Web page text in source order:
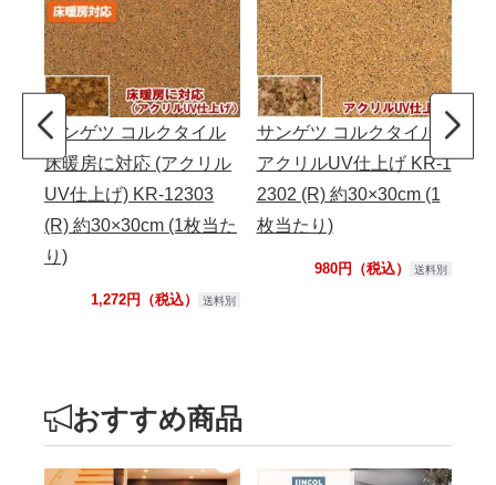
サンゲツ コルクタイル
床暖房に対応 (アクリル
UV仕上げ) KR-12303
(R) 約30×30cm (1枚当た
り)
1,272円（税込） 送料別
サンゲツ コルクタイル
アクリルUV仕上げ KR-1
2302 (R) 約30×30cm (1
枚当たり)
980円（税込） 送料別
オ
おすすめ商品